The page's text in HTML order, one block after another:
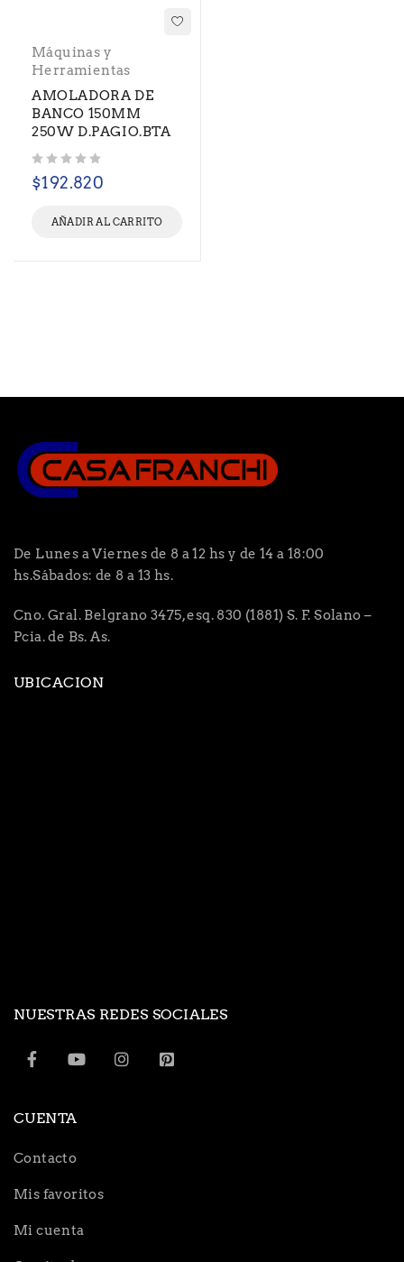
Máquinas y
Herramientas
AMOLADORA DE
BANCO 150MM
250W D.PAGIO.BTA
$192.820
AÑADIR AL CARRITO
De Lunes a Viernes de 8 a 12 hs y de 14 a 18:00
hs.Sábados: de 8 a 13 hs.
Cno. Gral. Belgrano 3475, esq. 830 (1881) S. F. Solano –
Pcia. de Bs. As.
UBICACION
NUESTRAS REDES SOCIALES
CUENTA
Contacto
Mis favoritos
Mi cuenta